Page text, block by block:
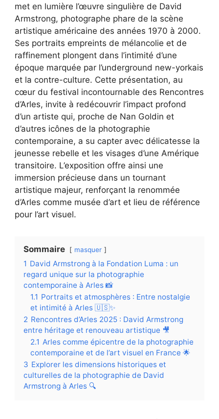
met en lumière l’œuvre singulière de David
Armstrong, photographe phare de la scène
artistique américaine des années 1970 à 2000.
Ses portraits empreints de mélancolie et de
raffinement plongent dans l’intimité d’une
époque marquée par l’underground new-yorkais
et la contre-culture. Cette présentation, au
cœur du festival incontournable des Rencontres
d’Arles, invite à redécouvrir l’impact profond
d’un artiste qui, proche de Nan Goldin et
d’autres icônes de la photographie
contemporaine, a su capter avec délicatesse la
jeunesse rebelle et les visages d’une Amérique
transitoire. L’exposition offre ainsi une
immersion précieuse dans un tournant
artistique majeur, renforçant la renommée
d’Arles comme musée d’art et lieu de référence
pour l’art visuel.
Sommaire masquer
1 David Armstrong à la Fondation Luma : un
regard unique sur la photographie
contemporaine à Arles 📸
1.1 Portraits et atmosphères : Entre nostalgie
et intimité à Arles 🇺🇸✨
2 Rencontres d’Arles 2025 : David Armstrong
entre héritage et renouveau artistique 🎥
2.1 Arles comme épicentre de la photographie
contemporaine et de l’art visuel en France 🌟
3 Explorer les dimensions historiques et
culturelles de la photographie de David
Armstrong à Arles 🔍